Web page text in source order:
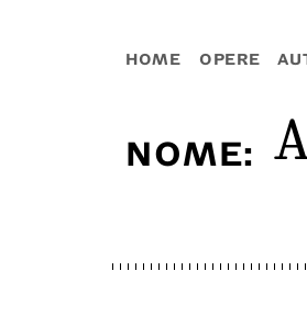
HOME OPERE
NOME: